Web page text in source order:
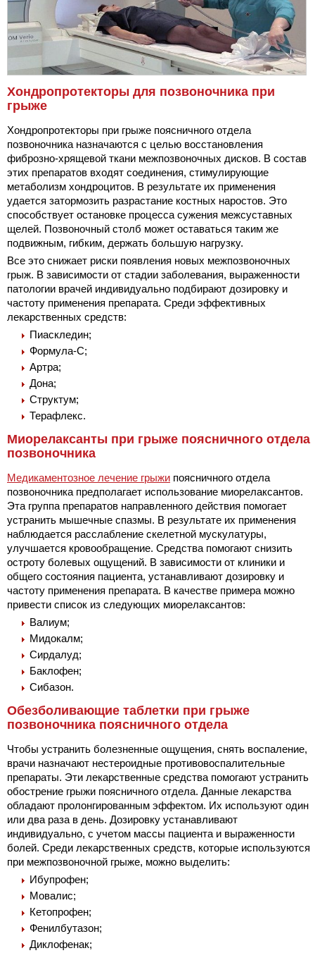
Хондропротекторы для позвоночника при
грыже
Хондропротекторы при грыже поясничного отдела
позвоночника назначаются с целью восстановления
фиброзно-хрящевой ткани межпозвоночных дисков. В состав
этих препаратов входят соединения, стимулирующие
метаболизм хондроцитов. В результате их применения
удается затормозить разрастание костных наростов. Это
способствует остановке процесса сужения межсуставных
щелей. Позвоночный столб может оставаться таким же
подвижным, гибким, держать большую нагрузку.
Все это снижает риски появления новых межпозвоночных
грыж. В зависимости от стадии заболевания, выраженности
патологии врачей индивидуально подбирают дозировку и
частоту применения препарата. Среди эффективных
лекарственных средств:
Пиаскледин;
Формула-С;
Артра;
Дона;
Структум;
Терафлекс.
Миорелаксанты при грыже поясничного отдела
позвоночника
Медикаментозное лечение грыжи поясничного отдела
позвоночника предполагает использование миорелаксантов.
Эта группа препаратов направленного действия помогает
устранить мышечные спазмы. В результате их применения
наблюдается расслабление скелетной мускулатуры,
улучшается кровообращение. Средства помогают снизить
остроту болевых ощущений. В зависимости от клиники и
общего состояния пациента, устанавливают дозировку и
частоту применения препарата. В качестве примера можно
привести список из следующих миорелаксантов:
Валиум;
Мидокалм;
Сирдалуд;
Баклофен;
Сибазон.
Обезболивающие таблетки при грыже
позвоночника поясничного отдела
Чтобы устранить болезненные ощущения, снять воспаление,
врачи назначают нестероидные противовоспалительные
препараты. Эти лекарственные средства помогают устранить
обострение грыжи поясничного отдела. Данные лекарства
обладают пролонгированным эффектом. Их используют один
или два раза в день. Дозировку устанавливают
индивидуально, с учетом массы пациента и выраженности
болей. Среди лекарственных средств, которые используются
при межпозвоночной грыже, можно выделить:
Ибупрофен;
Мовалис;
Кетопрофен;
Фенилбутазон;
Диклофенак;